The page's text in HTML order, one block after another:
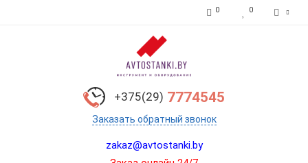
0 0
+375(29) 7774545
Заказать обратный звонок
zakaz@avtostanki.by